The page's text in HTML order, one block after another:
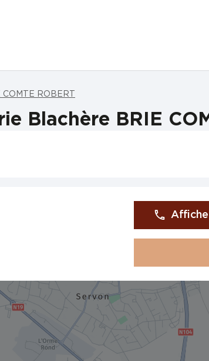
ROBERT
Blachère BRIE